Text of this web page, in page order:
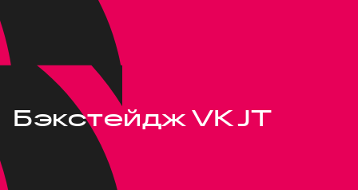
Бэкстейдж VK JT